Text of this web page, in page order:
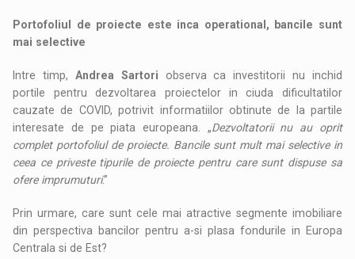
Portofoliul de proiecte este inca operational, bancile sunt
mai selective
Intre timp, Andrea Sartori observa ca investitorii nu inchid
portile pentru dezvoltarea proiectelor in ciuda dificultatilor
cauzate de COVID, potrivit informatiilor obtinute de la partile
interesate de pe piata europeana. „Dezvoltatorii nu au oprit
complet portofoliul de proiecte. Bancile sunt mult mai selective in
ceea ce priveste tipurile de proiecte pentru care sunt dispuse sa
ofere imprumuturi.”
Prin urmare, care sunt cele mai atractive segmente imobiliare
din perspectiva bancilor pentru a-si plasa fondurile in Europa
Centrala si de Est?